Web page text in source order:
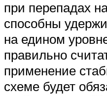
при перепадах
способны
на едином
правильно
применение
схеме будет